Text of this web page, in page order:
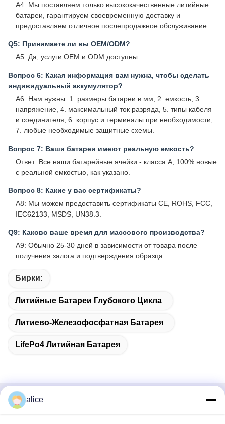
A4: Мы поставляем только высококачественные литийные
батареи, гарантируем своевременную доставку и
предоставляем отличное послепродажное обслуживание.
Q5: Принимаете ли вы OEM/ODM?
A5: Да, услуги OEM и ODM доступны.
Вопрос 6: Какая информация вам нужна, чтобы сделать
индивидуальный аккумулятор?
A6: Нам нужны: 1. размеры батареи в мм, 2. емкость, 3.
напряжение, 4. максимальный ток разряда, 5. типы кабеля
и соединителя, 6. корпус и терминалы при необходимости,
7. любые необходимые защитные схемы.
Вопрос 7: Ваши батареи имеют реальную емкость?
Ответ: Все наши батарейные ячейки - класса А, 100% новые
с реальной емкостью, как указано.
Вопрос 8: Какие у вас сертификаты?
A8: Мы можем предоставить сертификаты CE, ROHS, FCC,
IEC62133, MSDS, UN38.3.
Q9: Каково ваше время для массового производства?
A9: Обычно 25-30 дней в зависимости от товара после
получения залога и подтверждения образца.
Бирки:
Литийные Батареи Глубокого Цикла
Литиево-Железофосфатная Батарея
LifePo4 Литийная Батарея
Быстрый контакт
alice